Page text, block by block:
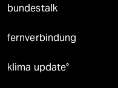
bundestalk
fernverbindung
klima update°